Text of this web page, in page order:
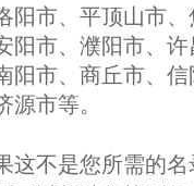
阳市、平顶山市
阳市、濮阳市、
阳市、商丘市、
源市等。
这不是您所需的